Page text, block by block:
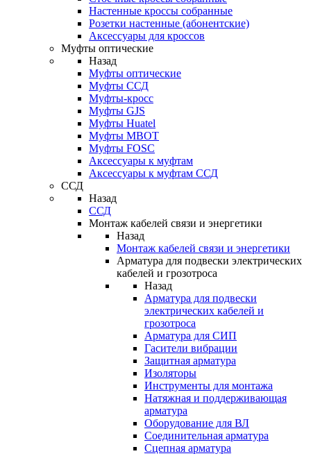
Настенные кроссы собранные
Розетки настенные (абонентские)
Аксессуары для кроссов
Муфты оптические
Назад
Муфты оптические
Муфты ССД
Муфты-кросс
Муфты GJS
Муфты Huatel
Муфты МВОТ
Муфты FOSC
Аксессуары к муфтам
Аксессуары к муфтам ССД
ССД
Назад
ССД
Монтаж кабелей связи и энергетики
Назад
Монтаж кабелей связи и энергетики
Арматура для подвески электрических
кабелей и грозотроса
Назад
Арматура для подвески
электрических кабелей и
грозотроса
Арматура для СИП
Гасители вибрации
Защитная арматура
Изоляторы
Инструменты для монтажа
Натяжная и поддерживающая
арматура
Оборудование для ВЛ
Соединительная арматура
Сцепная арматура